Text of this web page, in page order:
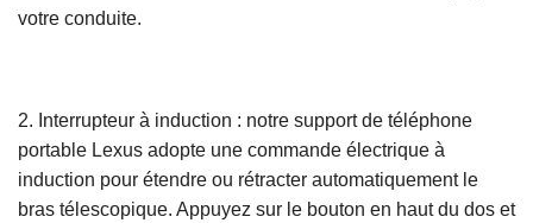
votre conduite.
2. Interrupteur à induction : notre support de téléphone
portable Lexus adopte une commande électrique à
induction pour étendre ou rétracter automatiquement le
bras télescopique. Appuyez sur le bouton en haut du dos et